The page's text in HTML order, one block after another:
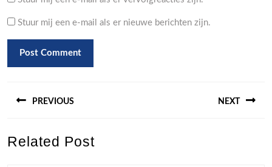
Stuur mij een e-mail als er nieuwe berichten zijn.
PREVIOUS
post:
NEXT
Related Post